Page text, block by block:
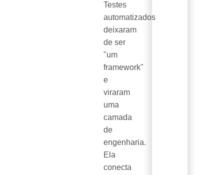
Testes
automatizados
deixaram
de ser
"um
framework"
e
viraram
uma
camada
de
engenharia.
Ela
conecta